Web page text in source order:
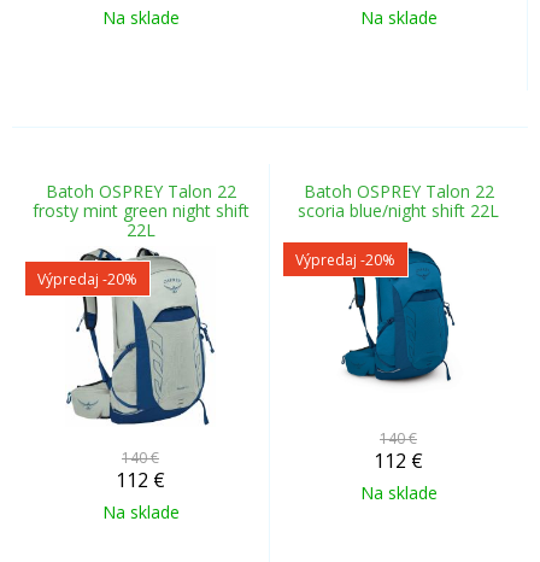
Na sklade Na sklade
Batoh OSPREY Talon 22
frosty mint green night shift
22L
Výpredaj -20%
140 €
112 €
Na sklade
Batoh OSPREY Talon 22
scoria blue/night shift 22L
Výpredaj -20%
140 €
112 €
Na sklade